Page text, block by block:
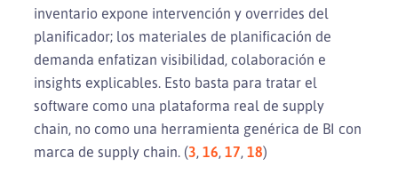
inventario expone intervención y overrides del
planificador; los materiales de planificación de
demanda enfatizan visibilidad, colaboración e
insights explicables. Esto basta para tratar el
software como una plataforma real de supply
chain, no como una herramienta genérica de BI con
marca de supply chain. (3, 16, 17, 18)